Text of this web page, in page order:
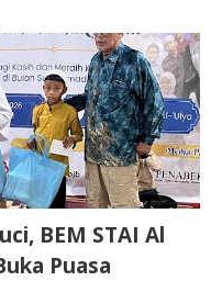
BEM STAI Al
Puasa